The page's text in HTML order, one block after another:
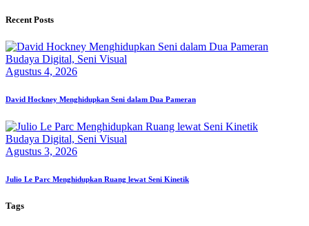
Recent Posts
Budaya Digital, Seni Visual
Agustus 4, 2026
David Hockney Menghidupkan Seni dalam Dua Pameran
Budaya Digital, Seni Visual
Agustus 3, 2026
Julio Le Parc Menghidupkan Ruang lewat Seni Kinetik
Tags